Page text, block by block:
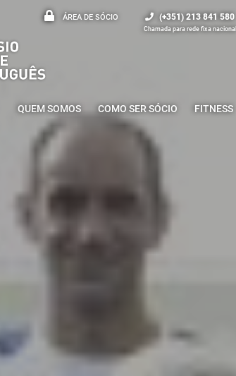
ÁREA DE SÓCIO (+351) 213 841 580
Chamada para rede fixa nacional
QUEM SOMOS COMO SER SÓCIO FITNESS